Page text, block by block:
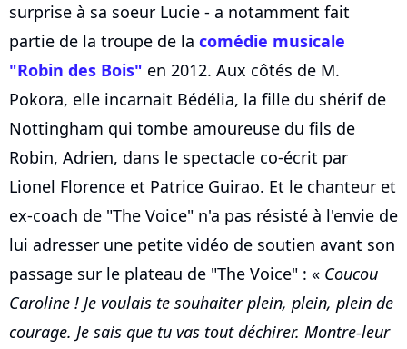
surprise à sa soeur Lucie - a notamment fait
partie de la troupe de la comédie musicale
"Robin des Bois" en 2012. Aux côtés de M.
Pokora, elle incarnait Bédélia, la fille du shérif de
Nottingham qui tombe amoureuse du fils de
Robin, Adrien, dans le spectacle co-écrit par
Lionel Florence et Patrice Guirao. Et le chanteur et
ex-coach de "The Voice" n'a pas résisté à l'envie de
lui adresser une petite vidéo de soutien avant son
passage sur le plateau de "The Voice" : « Coucou
Caroline ! Je voulais te souhaiter plein, plein, plein de
courage. Je sais que tu vas tout déchirer. Montre-leur